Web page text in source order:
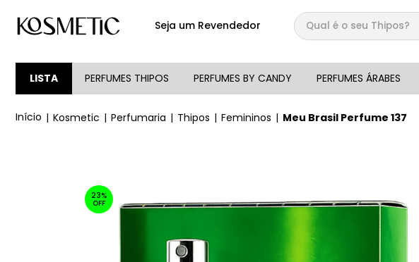
Seja um Revendedor
Qual é o seu Thipos?
LISTA PERFUMES THIPOS PERFUMES BY CANDY PERFUMES ÁRABES
Kosmetic Perfumaria Thipos Femininos Meu Brasil Perfume 137
23%
OFF
1 º
144
3
146